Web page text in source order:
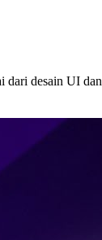
desain UI